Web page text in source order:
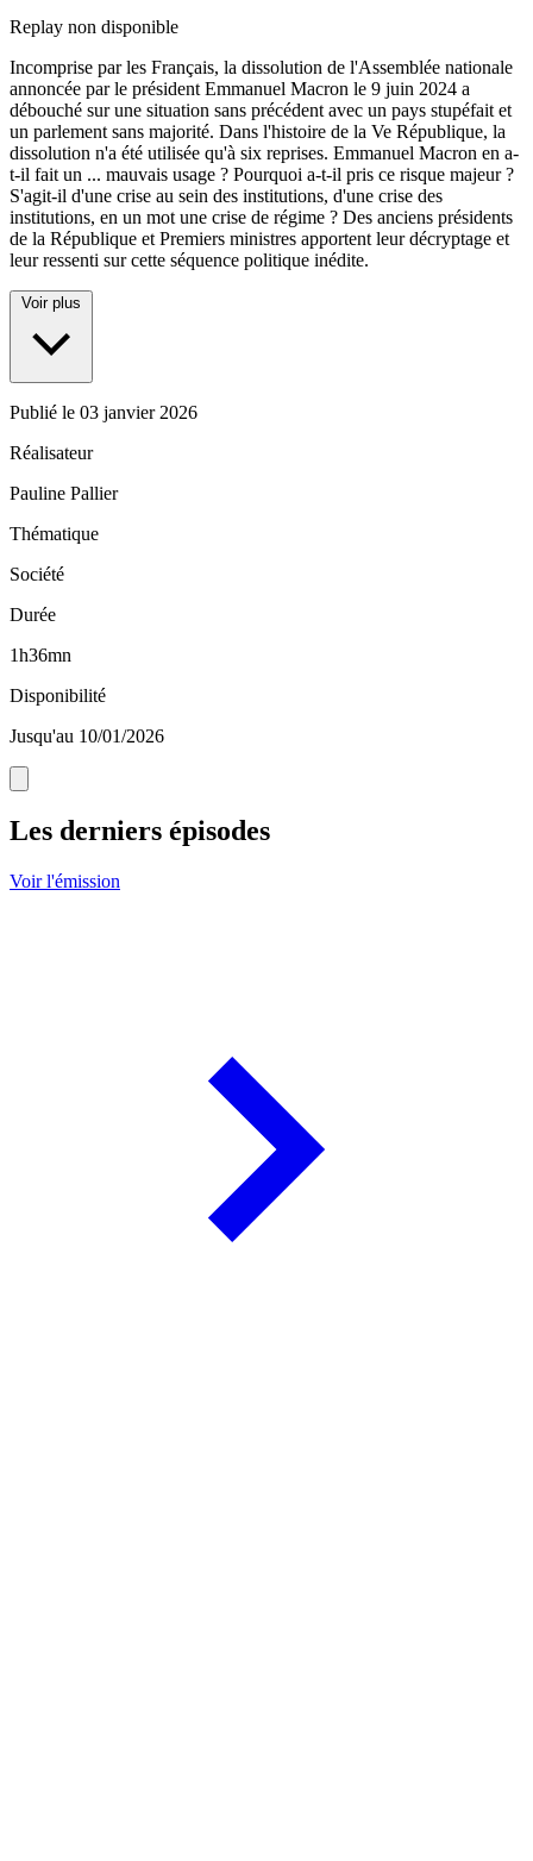
Replay non disponible
Incomprise par les Français, la dissolution de l'Assemblée nationale
annoncée par le président Emmanuel Macron le 9 juin 2024 a
débouché sur une situation sans précédent avec un pays stupéfait et
un parlement sans majorité. Dans l'histoire de la Ve République, la
dissolution n'a été utilisée qu'à six reprises. Emmanuel Macron en a-
t-il fait un ... mauvais usage ? Pourquoi a-t-il pris ce risque majeur ?
S'agit-il d'une crise au sein des institutions, d'une crise des
institutions, en un mot une crise de régime ? Des anciens présidents
de la République et Premiers ministres apportent leur décryptage et
leur ressenti sur cette séquence politique inédite.
Voir plus
Publié le 03 janvier 2026
Réalisateur
Pauline Pallier
Thématique
Société
Durée
1h36mn
Disponibilité
Jusqu'au 10/01/2026
Les derniers épisodes
Voir l'émission